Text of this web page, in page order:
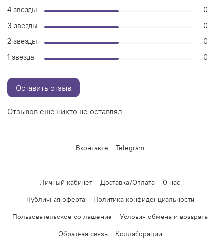
Отзывов еще никто не оставлял
4 звезды
0
3 звезды
0
2 звезды
0
1 звезда
0
Оставить отзыв
Вконтакте Telegram
Личный кабинет Доставка/Оплата
О нас
Публичная оферта
Политика конфиденциальности
Пользовательское соглашение
Условия обмена и возврата
Обратная связь
Коллаборации